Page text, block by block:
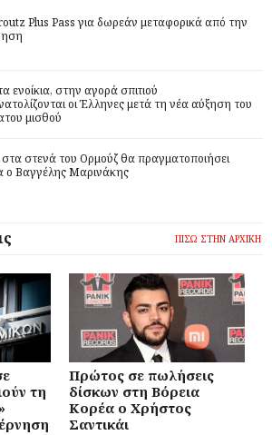
Plus Pass για δωρεάν μεταφορικά από την
ενοίκια, στην αγορά σπιτιού
οι Έλληνες μετά τη νέα αύξηση του
μισθού
στενά του Ορμούζ θα πραγματοποιήσει
ο Βαγγέλης Μαρινάκης
ΠΙΣΩ ΣΤΗΝ ΑΡΧΙΚΗ
τη
Πρώτος σε πωλήσεις
δίσκων στη Βόρεια
Κορέα ο Χρήστος
Σαντικάι